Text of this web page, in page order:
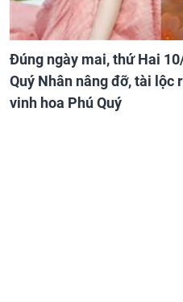
Đúng ngày mai, thứ Hai
Quý Nhân nâng đỡ, tài lộc
vinh hoa Phú Quý